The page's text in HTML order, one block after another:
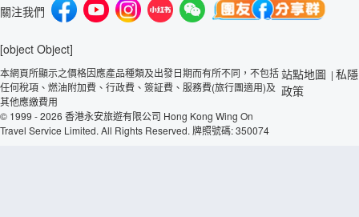
關注我們
[object Object]
本網頁所顯示之價格因應產品種類及出發日期而有所不同，不包括
任何稅項、燃油附加費、行政費、簽証費、服務費(旅行團適用)及
其他應繳費用
© 1999 - 2026 香港永安旅遊有限公司 Hong Kong Wing On
Travel Service Limited. All Rights Reserved. 牌照號碼: 350074
站點地圖 | 私隱
政策